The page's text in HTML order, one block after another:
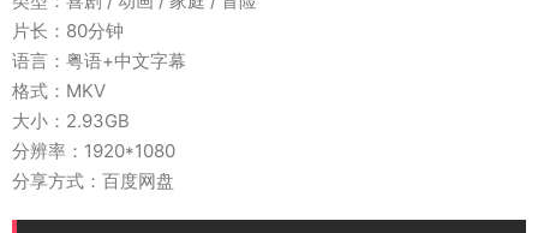
片长：80分钟
语言：粤语+中文字幕
格式：MKV
大小：2.93GB
分辨率：1920*1080
分享方式：百度网盘